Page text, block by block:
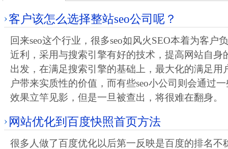
客户该怎么选择整站seo公司呢？
回来seo这个行业，很多seo如风火SEO本着为客户
近利，采用与搜索引擎有好的技术，提高网站自身
出发，在满足搜索引擎的基础上，最大化的满足用
户带来实质性的价值，而有些seo小公司则会通过
效果立竿见影，但是一旦被查出，将很难在翻身。
网站优化到百度快照首页方法
很多人做了百度优化以后第一反映是百度的排名不